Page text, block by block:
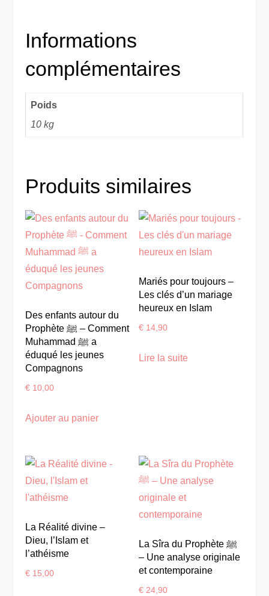
Informations
complémentaires
Poids
10 kg
Produits similaires
Des enfants autour du
Prophète ﷺ – Comment
Muhammad ﷺ a
éduqué les jeunes
Compagnons
€ 10,00
Ajouter au panier
Mariés pour toujours –
Les clés d’un mariage
heureux en Islam
€ 14,90
Lire la suite
La Réalité divine –
Dieu, l’Islam et
l’athéisme
€ 15,00
La Sîra du Prophète ﷺ
– Une analyse originale
et contemporaine
€ 24,90